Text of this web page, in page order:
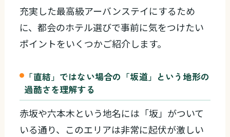
充実した最高級アーバンステイにするため
に、都会のホテル選びで事前に気をつけたい
ポイントをいくつかご紹介します。
「直結」ではない場合の「坂道」という地形の
過酷さを理解する
赤坂や六本木という地名には「坂」がついて
いる通り、このエリアは非常に起伏が激しい